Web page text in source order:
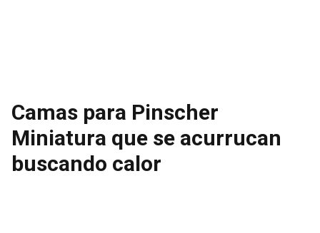
Camas para Pinscher
Miniatura que se acurrucan
buscando calor